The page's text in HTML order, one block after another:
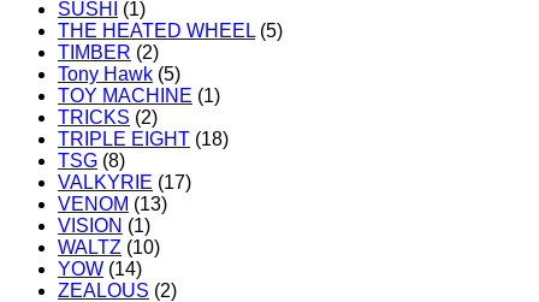
SUSHI
(1)
THE HEATED WHEEL (5)
TIMBER (2)
Tony Hawk (5)
TOY MACHINE (1)
TRICKS (2)
TRIPLE EIGHT (18)
TSG (8)
VALKYRIE (17)
VENOM (13)
VISION (1)
WALTZ (10)
YOW (14)
ZEALOUS (2)